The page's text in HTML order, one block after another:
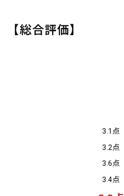
【総合評価】
3.1点
3.2点
3.6点
3.4点